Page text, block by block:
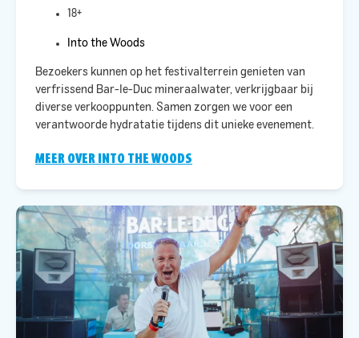
18+
Into the Woods
Bezoekers kunnen op het festivalterrein genieten van
verfrissend Bar-le-Duc mineraalwater, verkrijgbaar bij
diverse verkooppunten. Samen zorgen we voor een
verantwoorde hydratatie tijdens dit unieke evenement.​
MEER OVER INTO THE WOODS